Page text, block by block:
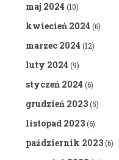
maj 2024 (10)
kwiecień 2024 (6)
marzec 2024 (12)
luty 2024 (9)
styczeń 2024 (6)
grudzień 2023(5)
listopad 2023(6)
październik 2023(6)